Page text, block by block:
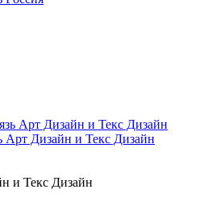
Дизайн и Текс Дизайн
и Текс Дизайн